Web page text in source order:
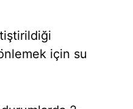
için su